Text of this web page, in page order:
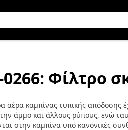
0266: Φίλτρο
αέρα καμπίνας τυπικής απόδοσης
άμμο και άλλους ρύπους, ενώ
στην καμπίνα υπό κανονικές